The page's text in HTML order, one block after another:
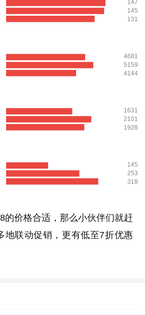
147
145
131
4681
5159
4144
1631
2101
1928
145
253
318
的价格合适，那么小伙伴们就赶
地联动促销，更有低至7折优惠